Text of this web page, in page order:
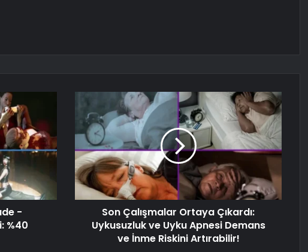
-
%40
Son Çalışmalar Ortaya Çıkardı:
Uykusuzluk ve Uyku Apnesi Demans
ve İnme Riskini Artırabilir!